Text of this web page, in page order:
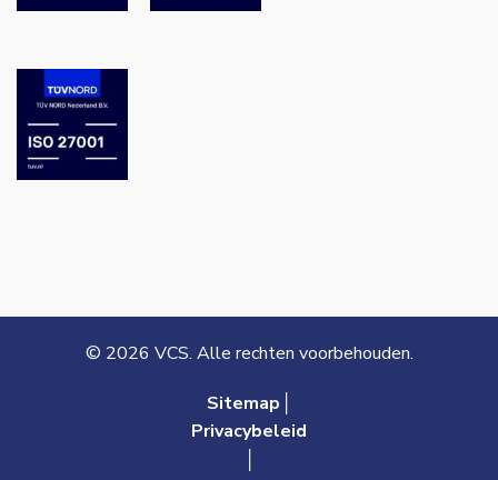
© 2026 VCS. Alle rechten voorbehouden.
Sitemap│
Privacybeleid